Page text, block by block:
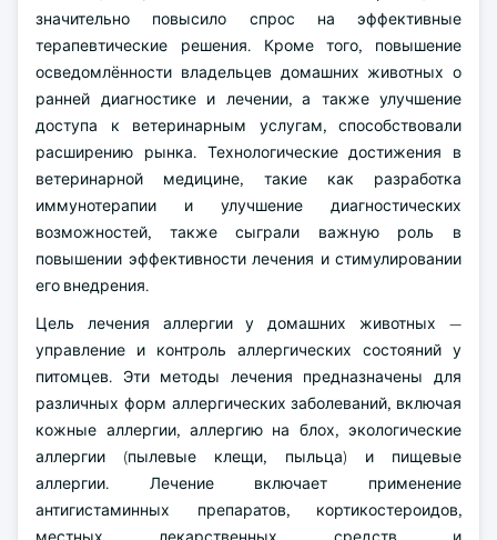
значительно повысило спрос на эффективные
терапевтические решения. Кроме того, повышение
осведомлённости владельцев домашних животных о
ранней диагностике и лечении, а также улучшение
доступа к ветеринарным услугам, способствовали
расширению рынка. Технологические достижения в
ветеринарной медицине, такие как разработка
иммунотерапии и улучшение диагностических
возможностей, также сыграли важную роль в
повышении эффективности лечения и стимулировании
его внедрения.
Цель лечения аллергии у домашних животных —
управление и контроль аллергических состояний у
питомцев. Эти методы лечения предназначены для
различных форм аллергических заболеваний, включая
кожные аллергии, аллергию на блох, экологические
аллергии (пылевые клещи, пыльца) и пищевые
аллергии. Лечение включает применение
антигистаминных препаратов, кортикостероидов,